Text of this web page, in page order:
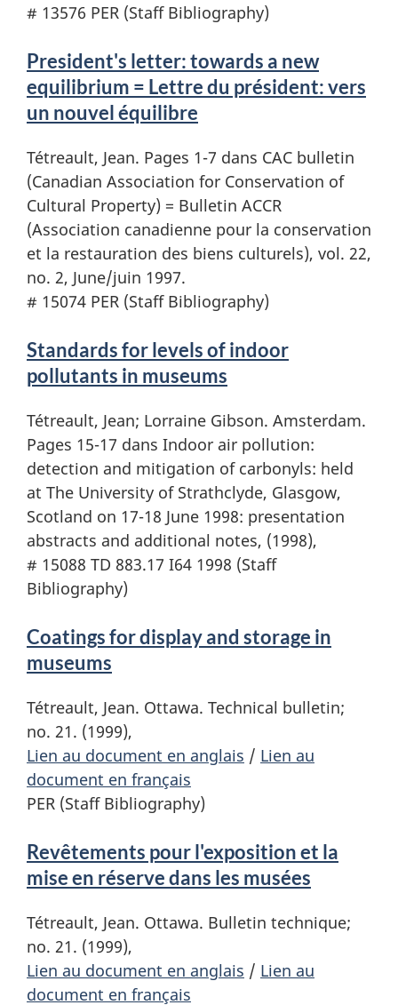
# 13576 PER (Staff Bibliography)
President's letter: towards a new
equilibrium = Lettre du président: vers
un nouvel équilibre
Tétreault, Jean. Pages 1-7 dans CAC bulletin
(Canadian Association for Conservation of
Cultural Property) = Bulletin ACCR
(Association canadienne pour la conservation
et la restauration des biens culturels), vol. 22,
no. 2, June/juin 1997.
# 15074 PER (Staff Bibliography)
Standards for levels of indoor
pollutants in museums
Tétreault, Jean; Lorraine Gibson. Amsterdam.
Pages 15-17 dans Indoor air pollution:
detection and mitigation of carbonyls: held
at The University of Strathclyde, Glasgow,
Scotland on 17-18 June 1998: presentation
abstracts and additional notes, (1998),
# 15088 TD 883.17 I64 1998 (Staff
Bibliography)
Coatings for display and storage in
museums
Tétreault, Jean. Ottawa. Technical bulletin;
no. 21. (1999),
Lien au document en anglais / Lien au
document en français
PER (Staff Bibliography)
Revêtements pour l'exposition et la
mise en réserve dans les musées
Tétreault, Jean. Ottawa. Bulletin technique;
no. 21. (1999),
Lien au document en anglais / Lien au
document en français